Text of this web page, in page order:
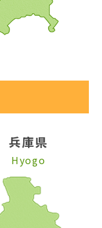
兵庫県
Hyogo